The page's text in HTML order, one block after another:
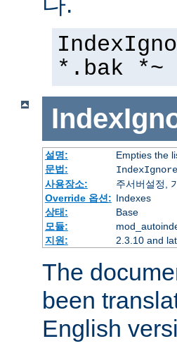
*.bak *~
설명:
Empties the
문법:
사용장소:
주서버설정,
Override 옵션: Indexes
상태:
Base
모듈:
지원:
2.3.10 and
The
been
English